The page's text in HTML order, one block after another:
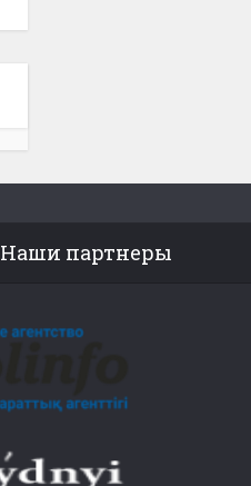
Наши партнеры